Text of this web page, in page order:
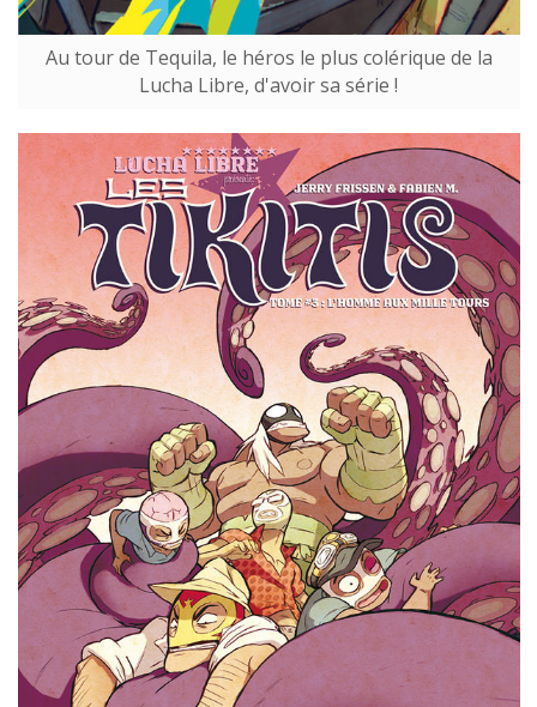
Au tour de Tequila, le héros le plus colérique de la
Lucha Libre, d'avoir sa série !